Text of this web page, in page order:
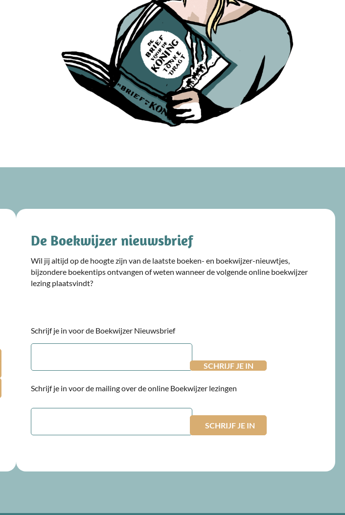
De Boekwijzer nieuwsbrief
Wil jij altijd op de hoogte zijn van de laatste boeken- en boekwijzer-nieuwtjes,
bijzondere boekentips ontvangen of weten wanneer de volgende online boekwijzer
lezing plaatsvindt?
Schrijf je in voor de Boekwijzer Nieuwsbrief
E-
Schrijf je in voor de mailing over de online Boekwijzer lezingen
E-